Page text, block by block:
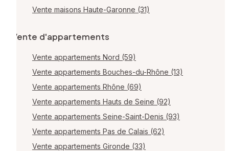
Vente maisons Haute-Garonne (31)
Vente d'appartements
Vente appartements Nord (59)
Vente appartements Bouches-du-Rhône (13)
Vente appartements Rhône (69)
Vente appartements Hauts de Seine (92)
Vente appartements Seine-Saint-Denis (93)
Vente appartements Pas de Calais (62)
Vente appartements Gironde (33)